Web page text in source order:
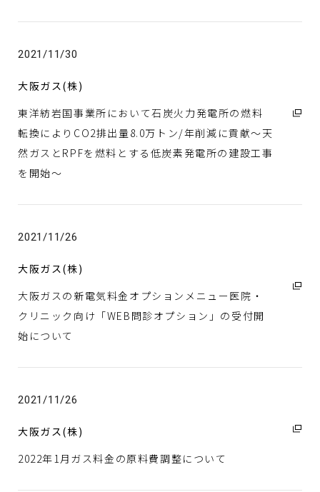
2021/11/30
大阪ガス(株)
東洋紡岩国事業所において石炭火力発電所の燃料
転換によりCO2排出量8.0万トン/年削減に貢献～天
然ガスとRPFを燃料とする低炭素発電所の建設工事
を開始～
2021/11/26
大阪ガス(株)
大阪ガスの新電気料金オプションメニュー医院・
クリニック向け「WEB問診オプション」の受付開
始について
2021/11/26
大阪ガス(株)
2022年1月ガス料金の原料費調整について